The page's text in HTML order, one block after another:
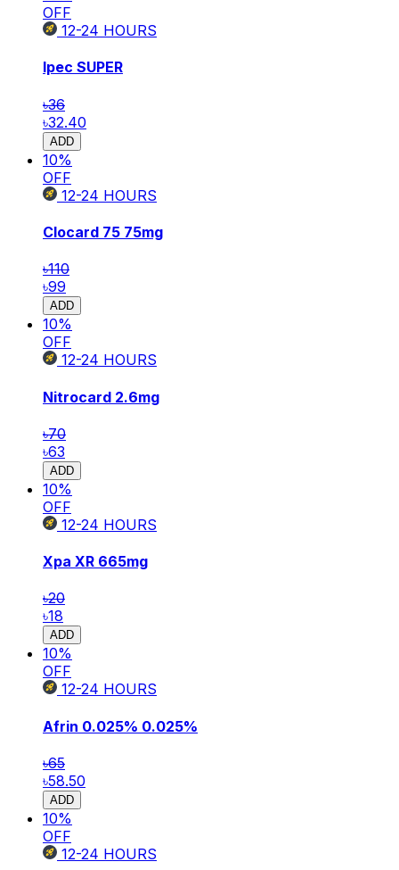
OFF
12-24 HOURS
Ipec SUPER
৳36
৳32.40
ADD
10%
OFF
12-24 HOURS
Clocard 75 75mg
৳110
৳99
ADD
10%
OFF
12-24 HOURS
Nitrocard 2.6mg
৳70
৳63
ADD
10%
OFF
12-24 HOURS
Xpa XR 665mg
৳20
৳18
ADD
10%
OFF
12-24 HOURS
Afrin 0.025% 0.025%
৳65
৳58.50
ADD
10%
OFF
12-24 HOURS